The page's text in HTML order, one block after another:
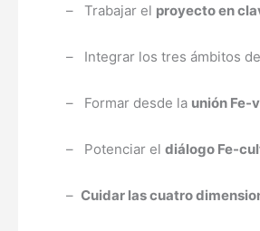
– Trabajar el proyecto en
– Integrar los tres ámbitos
– Formar desde la unión Fe-
– Potenciar el diálogo Fe-
– Cuidar las cuatro